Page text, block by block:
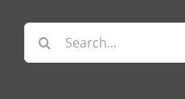
Search
for: